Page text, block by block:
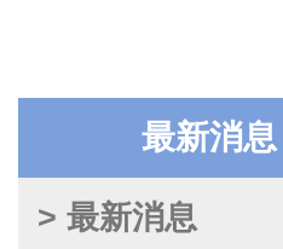
最新消息
> 最新消息